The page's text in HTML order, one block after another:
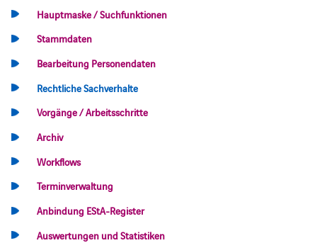
Hauptmaske / Suchfunktionen
Stammdaten
Bearbeitung Personendaten
Rechtliche Sachverhalte
Vorgänge / Arbeitsschritte
Archiv
Workflows
Terminverwaltung
Anbindung EStA-Register
Auswertungen und Statistiken